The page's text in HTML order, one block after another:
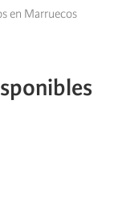
en Marruecos